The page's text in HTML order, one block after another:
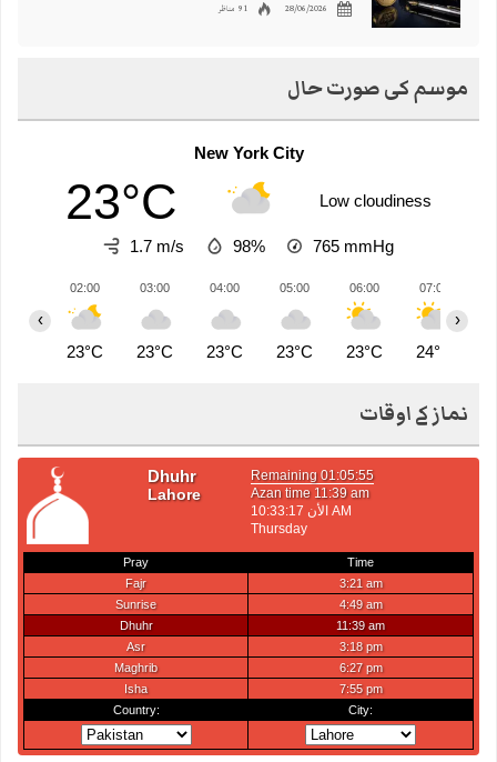
28/06/2026 91 مناظر
موسم کی صورت حال
New York City
23°C Low cloudiness
1.7 m/s 98% 765 mmHg
02:00
23°C
03:00
23°C
04:00
23°C
05:00
23°C
06:00
23°C
07:00
24°C
‹ ›
نماز کے اوقات